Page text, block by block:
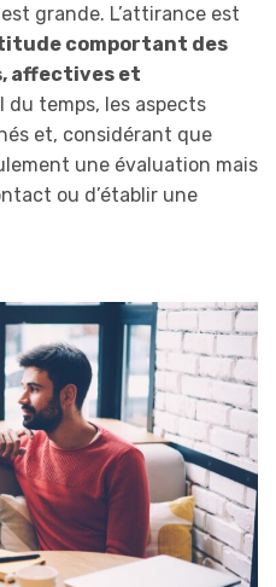
grande. L’attirance est
comportant des
affectives et
du temps, les aspects
et, considérant que
une évaluation mais
ou d’établir une